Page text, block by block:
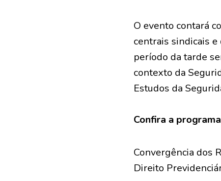
O evento contará
centrais sindicais
período da tarde
contexto da
Estudos da
Confira a
Convergência dos
Direito